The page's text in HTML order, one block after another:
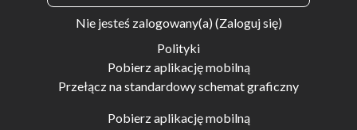
Nie jesteś zalogowany(a) (Zaloguj się)
Polityki
Pobierz aplikację mobilną
Przełącz na standardowy schemat graficzny
Pobierz aplikację mobilną